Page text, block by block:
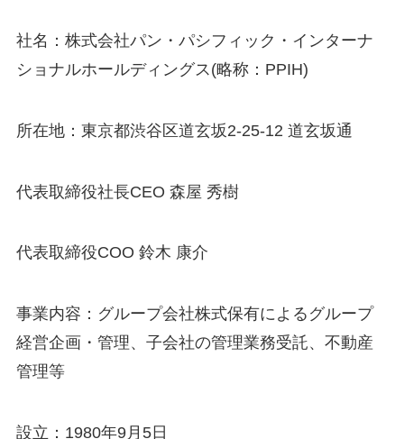
社名：株式会社パン・パシフィック・インターナ
ショナルホールディングス(略称：PPIH)
所在地：東京都渋谷区道玄坂2-25-12 道玄坂通
代表取締役社長CEO 森屋 秀樹
代表取締役COO 鈴木 康介
事業内容：グループ会社株式保有によるグループ
経営企画・管理、子会社の管理業務受託、不動産
管理等
設立：1980年9月5日